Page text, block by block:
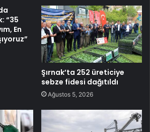
“35
En
Şırnak’ta 252 üreticiye
sebze fidesi dağıtıldı
Ağustos 5, 2026